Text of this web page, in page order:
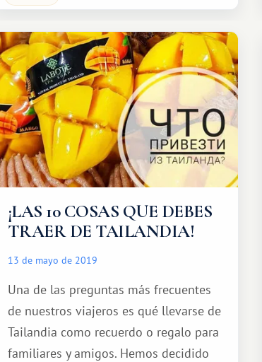
¡LAS 10 COSAS QUE DEBES
TRAER DE TAILANDIA!
13 de mayo de 2019
Una de las preguntas más frecuentes
de nuestros viajeros es qué llevarse de
Tailandia como recuerdo o regalo para
familiares y amigos. Hemos decidido